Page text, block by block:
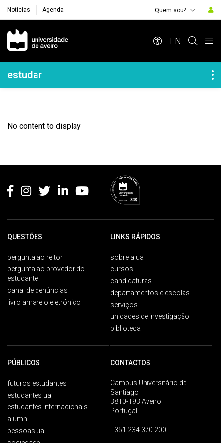
Notícias Agenda Quem sou?
Navegação Principal
EN
Navegação Lateral
estudar
No content to display
QUESTÕES
pergunta ao reitor
pergunta ao provedor do
estudante
canal de denúncias
livro amarelo eletrónico
LINKS RÁPIDOS
sobre a ua
cursos
candidaturas
departamentos e escolas
serviços
unidades de investigação
biblioteca
PÚBLICOS
futuros estudantes
estudantes ua
estudantes internacionais
alumni
pessoas ua
CONTACTOS
Campus Universitário de
Santiago
3810-193 Aveiro
Portugal
+351 234 370 200